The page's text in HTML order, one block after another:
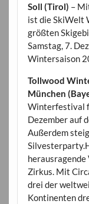
Soll (Tirol) –
ist die SkiWelt
größten
Samstag, 7.
Wintersaison
Tollwood
München
Winterfestival
Dezember auf
Außerdem
Zirkus. Mit
drei der
Kontinenten